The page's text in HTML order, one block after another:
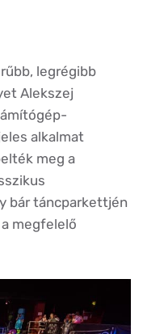
legrégibb
Alekszej
alkalmat
meg a
bár táncparkettjén
megfelelő